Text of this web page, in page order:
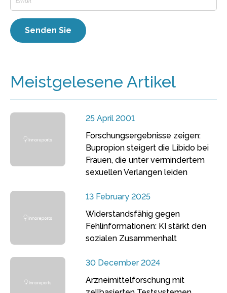
Meistgelesene Artikel
25 April 2001
Forschungsergebnisse zeigen:
Bupropion steigert die Libido bei
Frauen, die unter vermindertem
sexuellen Verlangen leiden
13 February 2025
Widerstandsfähig gegen
Fehlinformationen: KI stärkt den
sozialen Zusammenhalt
30 December 2024
Arzneimittelforschung mit